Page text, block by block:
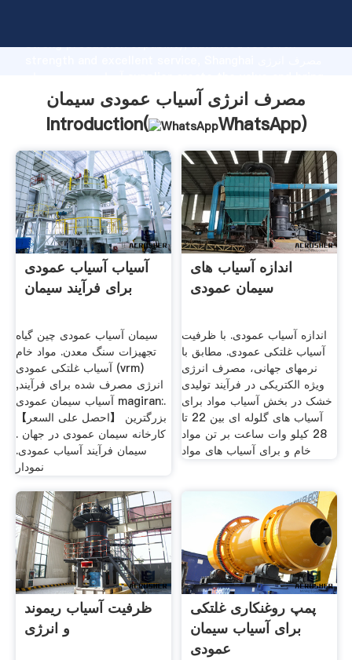
strong production capability, advanced research
values to all of customers.
مصرف انرژی آسیاب عمودی سیمان
Introduction(
WhatsApp)
آسیاب آسیاب عمودی
برای فرآیند سیمان
سیمان آسیاب عمودی چین گیاه
تجهیزات سنگ معدن. مواد خام
آسیاب غلتکی عمودی (vrm)
انرژی مصرف شده برای فرآیند,
آسیاب سیمان عمودی magiran:.
【احصل على السعر】 بزرگترین
کارخانه سیمان عمودی در جهان .
سیمان فرآیند آسیاب عمودی.
نمودار
اندازه آسیاب های
سیمان عمودی
اندازه آسیاب عمودی. با ظرفیت
آسیاب غلتکی عمودی. مطابق با
نرمهای جهانی، مصرف انرژی
ویژه الکتریکی در فرآیند تولیدی
خشک در بخش آسیاب مواد برای
آسیاب های گلوله ای بین 22 تا
28 کیلو وات ساعت بر تن مواد
خام و برای آسیاب های مواد
ظرفیت آسیاب ریموند
و انرژی
پمپ روغنکاری غلتکی
برای آسیاب سیمان
عمودی